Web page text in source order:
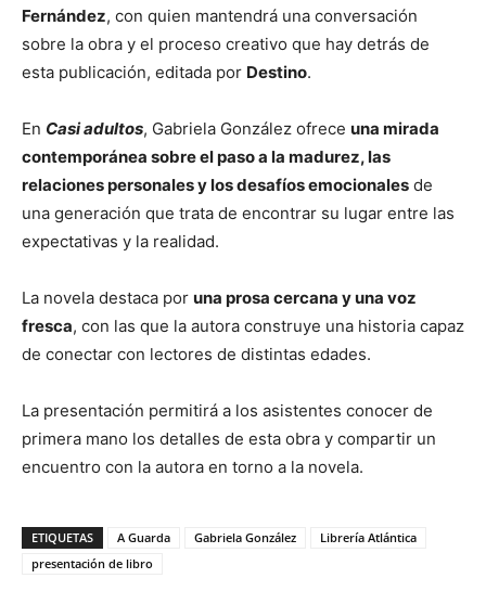
Fernández, con quien mantendrá una conversación
sobre la obra y el proceso creativo que hay detrás de
esta publicación, editada por Destino.
En Casi adultos, Gabriela González ofrece una mirada
contemporánea sobre el paso a la madurez, las
relaciones personales y los desafíos emocionales de
una generación que trata de encontrar su lugar entre las
expectativas y la realidad.
La novela destaca por una prosa cercana y una voz
fresca, con las que la autora construye una historia capaz
de conectar con lectores de distintas edades.
La presentación permitirá a los asistentes conocer de
primera mano los detalles de esta obra y compartir un
encuentro con la autora en torno a la novela.
ETIQUETAS A Guarda Gabriela González
Librería Atlántica
presentación de libro